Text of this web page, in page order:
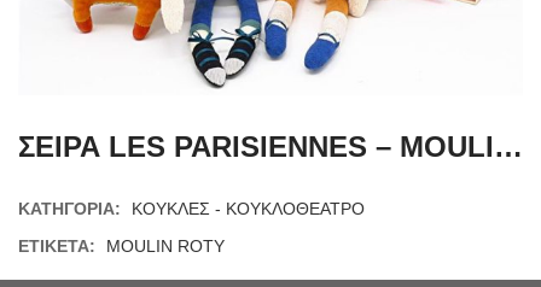
ΣΕΙΡΑ LES PARISIENNES – MOULIN ROTY
ΚΑΤΗΓΟΡΊΑ:
ΚΟΥΚΛΕΣ - ΚΟΥΚΛΟΘΕΑΤΡΟ
ΕΤΙΚΈΤΑ:
MOULIN ROTY